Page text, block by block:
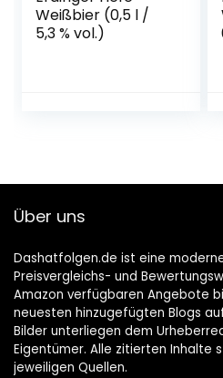
Weißbier (0,5 l /
5,3 % vol.)
Über uns
Dashatfolgen.de ist eine
Preisvergleichs- und
Amazon verfügbaren Angebote
neuesten hinzugefügten Blogs
Bilder unterliegen dem
Eigentümer. Alle zitierten Inhalte
jeweiligen Quellen.